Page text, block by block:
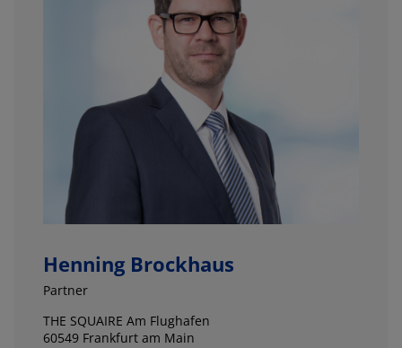
Henning Brockhaus
Partner
THE SQUAIRE Am Flughafen
60549 Frankfurt am Main